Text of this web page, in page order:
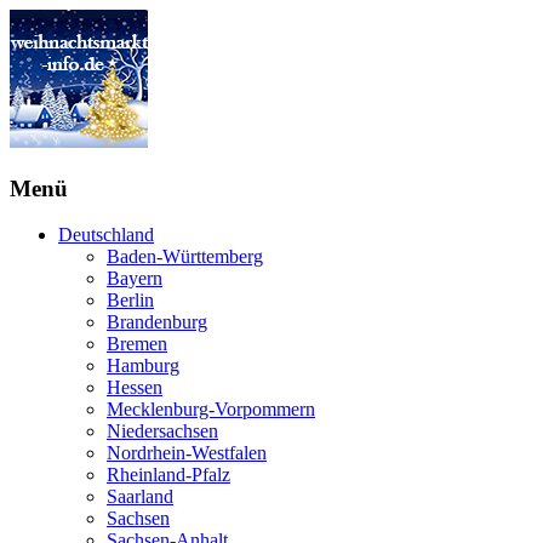
Menü
Deutschland
Baden-Württemberg
Bayern
Berlin
Brandenburg
Bremen
Hamburg
Hessen
Mecklenburg-Vorpommern
Niedersachsen
Nordrhein-Westfalen
Rheinland-Pfalz
Saarland
Sachsen